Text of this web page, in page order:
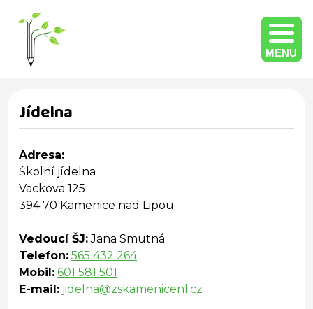
MENU
Jídelna
Adresa:
Školní jídelna
Vackova 125
394 70 Kamenice nad Lipou
Vedoucí ŠJ:Jana Smutná
Telefon: 565 432 264
Mobil: 601 581 501
E-mail: jidelna@zskamenicenl.cz